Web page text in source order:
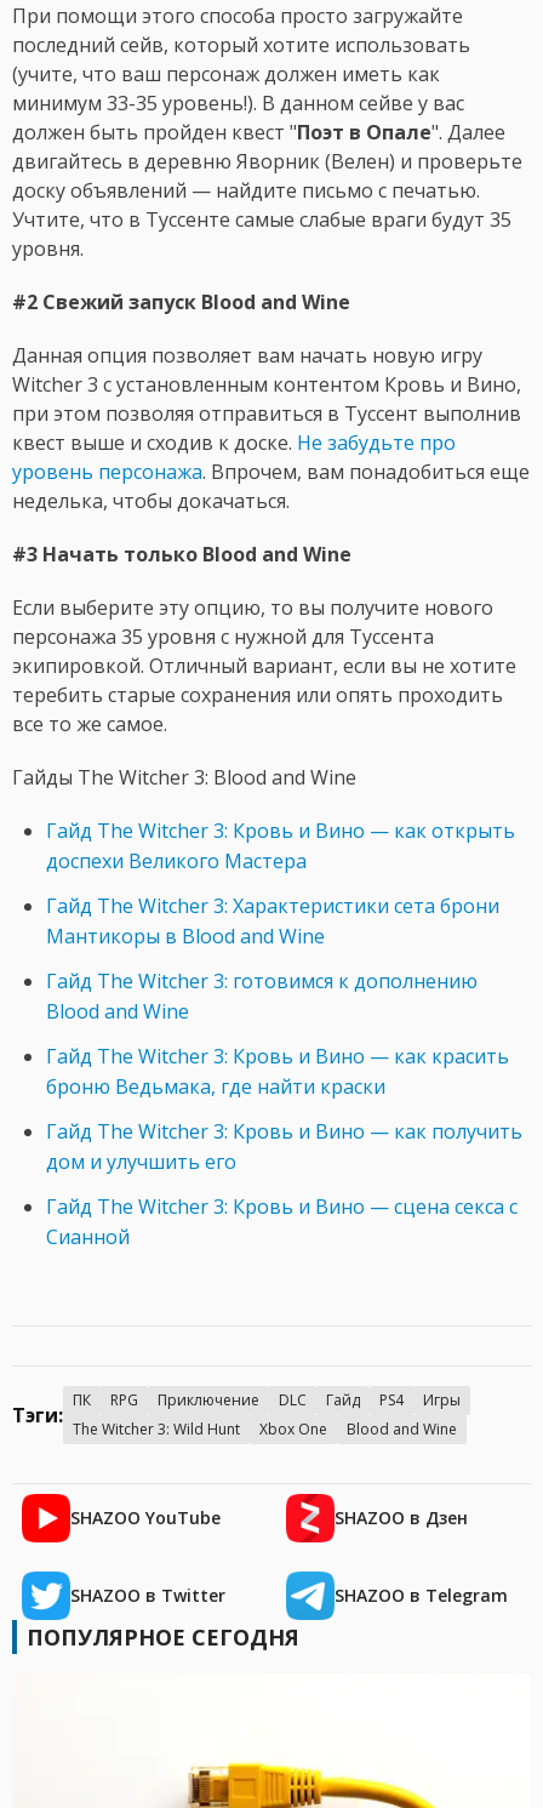
При помощи этого способа просто загружайте
последний сейв, который хотите использовать
(учите, что ваш персонаж должен иметь как
минимум 33-35 уровень!). В данном сейве у вас
должен быть пройден квест "Поэт в Опале". Далее
двигайтесь в деревню Яворник (Велен) и проверьте
доску объявлений — найдите письмо с печатью.
Учтите, что в Туссенте самые слабые враги будут 35
уровня.
#2 Свежий запуск Blood and Wine
Данная опция позволяет вам начать новую игру
Witcher 3 с установленным контентом Кровь и Вино,
при этом позволяя отправиться в Туссент выполнив
квест выше и сходив к доске. Не забудьте про
уровень персонажа. Впрочем, вам понадобиться еще
неделька, чтобы докачаться.
#3 Начать только Blood and Wine
Если выберите эту опцию, то вы получите нового
персонажа 35 уровня с нужной для Туссента
экипировкой. Отличный вариант, если вы не хотите
теребить старые сохранения или опять проходить
все то же самое.
Гайды The Witcher 3: Blood and Wine
Гайд The Witcher 3: Кровь и Вино — как открыть
доспехи Великого Мастера
Гайд The Witcher 3: Характеристики сета брони
Мантикоры в Blood and Wine
Гайд The Witcher 3: готовимся к дополнению
Blood and Wine
Гайд The Witcher 3: Кровь и Вино — как красить
броню Ведьмака, где найти краски
Гайд The Witcher 3: Кровь и Вино — как получить
дом и улучшить его
Гайд The Witcher 3: Кровь и Вино — сцена секса с
Сианной
Тэги:
ПК RPG Приключение DLC Гайд PS4
Игры
The Witcher 3: Wild Hunt
Xbox One Blood and Wine
SHAZOO YouTube SHAZOO в Дзен
SHAZOO в Twitter SHAZOO в Telegram
ПОПУЛЯРНОЕ СЕГОДНЯ